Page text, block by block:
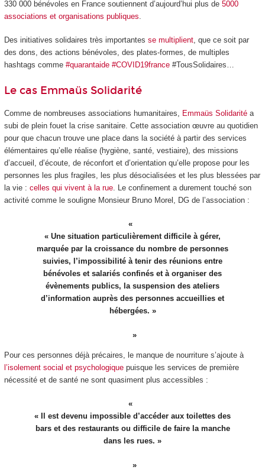
330 000 bénévoles en France soutiennent d’aujourd’hui plus de 5000
associations et organisations publiques
Des initiatives solidaires très importantes se multiplient, que ce soit par
des dons, des actions bénévoles, des plates-formes, de multiples
hashtags comme #quarantaide #COVID19france#TousSolidaires…
Le cas Emmaüs Solidarité
Comme de nombreuses associations humanitaires, Emmaüs Solidaritéa
subi de plein fouet la crise sanitaire. Cette association œuvre au quotidien
pour que chacun trouve une place dans la société à partir des services
élémentaires qu’elle réalise (hygiène, santé, vestiaire), des missions
d’accueil, d’écoute, de réconfort et d’orientation qu’elle propose pour les
personnes les plus fragiles, les plus désocialisées et les plus blessées par
la vie : celles qui vivent à la rue. Le confinement a durement touché son
activité comme le souligne Monsieur Bruno Morel, DG de l’association :
« Une situation particulièrement difficile à gérer,
marquée par la croissance du nombre de personnes
suivies, l’impossibilité à tenir des réunions entre
bénévoles et salariés confinés et à organiser des
évènements publics, la suspension des ateliers
d’information auprès des personnes accueillies et
hébergées. »
Pour ces personnes déjà précaires, le manque de nourriture s’ajoute à
l’isolement social et psychologiquepuisque les services de première
nécessité et de santé ne sont quasiment plus accessibles :
« Il est devenu impossible d’accéder aux toilettes des
bars et des restaurants ou difficile de faire la manche
dans les rues. »